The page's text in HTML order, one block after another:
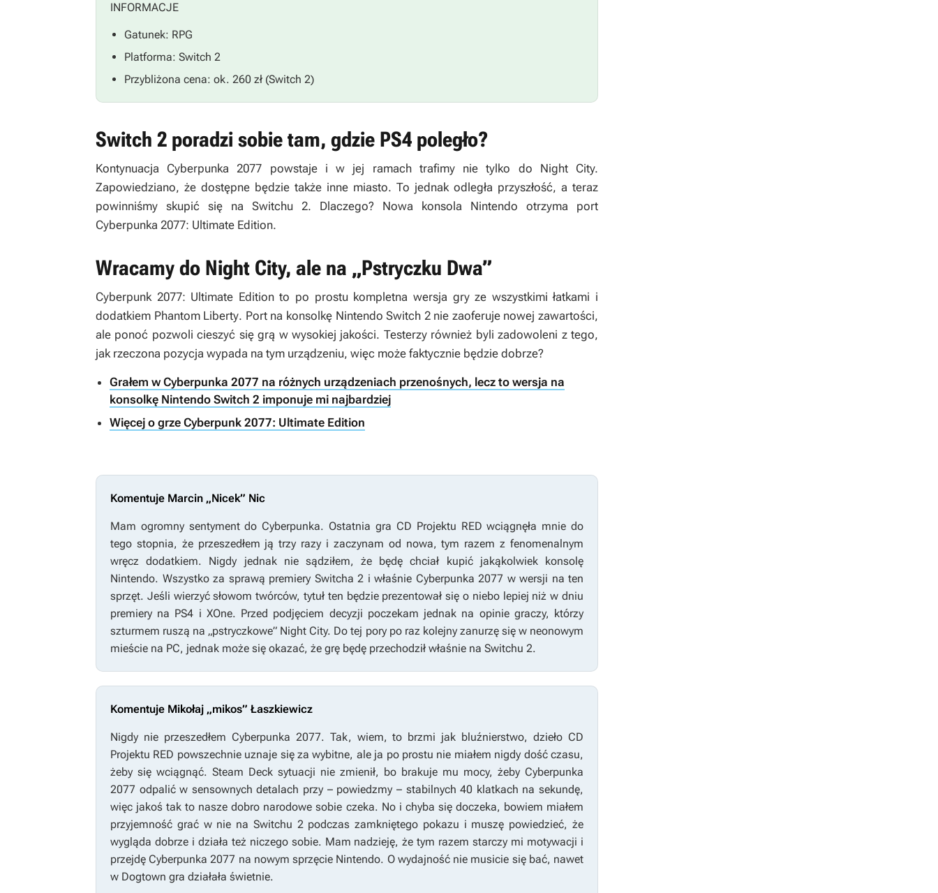
INFORMACJE
Gatunek: RPG
Platforma: Switch 2
Przybliżona cena: ok. 260 zł (Switch 2)
Switch 2 poradzi sobie tam, gdzie PS4 poległo?
Kontynuacja Cyberpunka 2077 powstaje i w jej ramach trafimy nie tylko do Night City.
Zapowiedziano, że dostępne będzie także inne miasto. To jednak odległa przyszłość, a teraz
powinniśmy skupić się na Switchu 2. Dlaczego? Nowa konsola Nintendo otrzyma port
Cyberpunka 2077: Ultimate Edition.
Wracamy do Night City, ale na „Pstryczku Dwa”
Cyberpunk 2077: Ultimate Editionto po prostu kompletna wersja gry ze wszystkimi łatkami i
dodatkiem Phantom Liberty. Port na konsolkę Nintendo Switch 2 nie zaoferuje nowej zawartości,
ale ponoć pozwoli cieszyć się grą w wysokiej jakości. Testerzy również byli zadowoleni z tego,
jak rzeczona pozycja wypada na tym urządzeniu, więc może faktycznie będzie dobrze?
Grałem w Cyberpunka 2077 na różnych urządzeniach przenośnych, lecz to wersja na
konsolkę Nintendo Switch 2 imponuje mi najbardziej
Więcej o grze Cyberpunk 2077: Ultimate Edition
Komentuje Marcin „Nicek” Nic
Mam ogromny sentyment do Cyberpunka. Ostatnia gra CD Projektu RED wciągnęła mnie do
tego stopnia, że przeszedłem ją trzy razy i zaczynam od nowa, tym razem z fenomenalnym
wręcz dodatkiem. Nigdy jednak nie sądziłem, że będę chciał kupić jakąkolwiek konsolę
Nintendo. Wszystko za sprawą premiery Switcha 2 i właśnie Cyberpunka 2077 w wersji na ten
sprzęt. Jeśli wierzyć słowom twórców, tytuł ten będzie prezentował się o niebo lepiej niż w dniu
premiery na PS4 i XOne. Przed podjęciem decyzji poczekam jednak na opinie graczy, którzy
szturmem ruszą na „pstryczkowe” Night City. Do tej pory po raz kolejny zanurzę się w neonowym
mieście na PC, jednak może się okazać, że grę będę przechodził właśnie na Switchu 2.
Komentuje Mikołaj „mikos” Łaszkiewicz
Nigdy nie przeszedłem Cyberpunka 2077. Tak, wiem, to brzmi jak bluźnierstwo, dzieło CD
Projektu RED powszechnie uznaje się za wybitne, ale ja po prostu nie miałem nigdy dość czasu,
żeby się wciągnąć. Steam Deck sytuacji nie zmienił, bo brakuje mu mocy, żeby Cyberpunka
2077 odpalić w sensownych detalach przy – powiedzmy – stabilnych 40 klatkach na sekundę,
więc jakoś tak to nasze dobro narodowe sobie czeka. No i chyba się doczeka, bowiem miałem
przyjemność grać w nie na Switchu 2 podczas zamkniętego pokazu i muszę powiedzieć, że
wygląda dobrze i działa też niczego sobie. Mam nadzieję, że tym razem starczy mi motywacji i
przejdę Cyberpunka 2077 na nowym sprzęcie Nintendo. O wydajność nie musicie się bać, nawet
w Dogtown gra działała świetnie.